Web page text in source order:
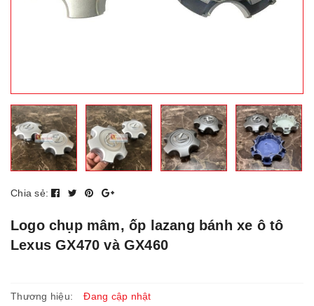
Chia sẻ:
Logo chụp mâm, ốp lazang bánh xe ô tô
Lexus GX470 và GX460
Thương hiệu:
Đang cập nhật